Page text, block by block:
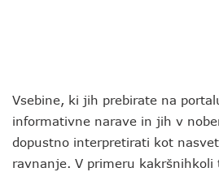
Vsebine, ki jih prebirate na
informativne narave in jih v
dopustno interpretirati kot
ravnanje. V primeru kakršnihkoli